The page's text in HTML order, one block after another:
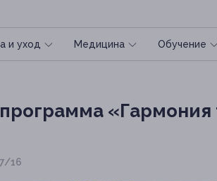
и уход Медицина Обучение
16